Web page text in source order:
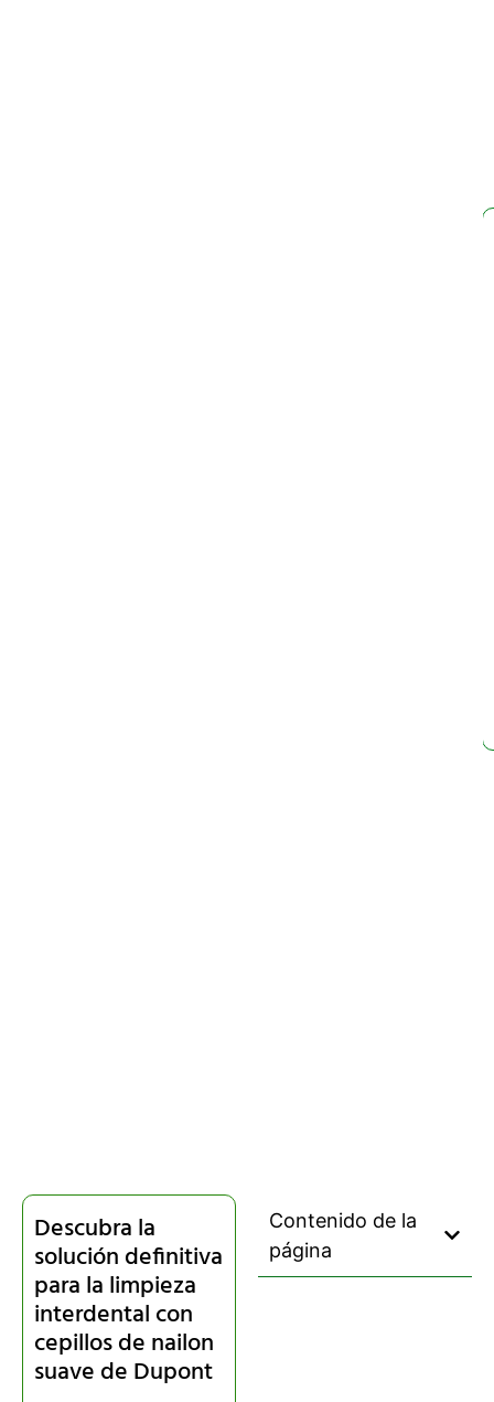
Descubra la
solución definitiva
para la limpieza
interdental con
cepillos de nailon
suave de Dupont
Contenido de la
página